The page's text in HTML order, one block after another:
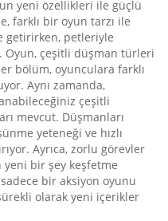
yeni özellikleri ile güçlü
farklı bir oyun tarzı ile
getirirken, petleriyle
Oyun, çeşitli düşman türleri
bölüm, oyunculara farklı
Aynı zamanda,
çeşitli
mevcut. Düşmanları
yeteneği ve hızlı
Ayrıca, zorlu görevler
yeni bir şey keşfetme
sadece bir aksiyon oyunu
olarak yeni içerikler